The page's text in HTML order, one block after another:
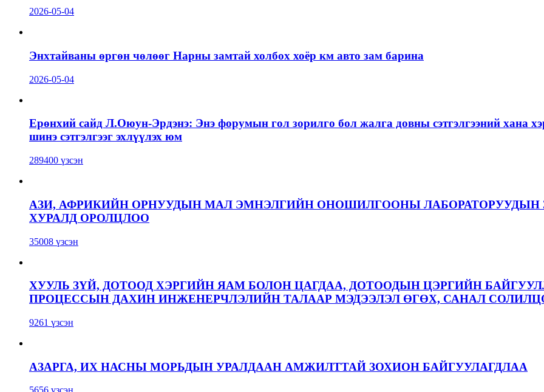
2026-05-04
Энхтайваны өргөн чөлөөг Нарны замтай холбох хоёр км авто зам барина
2026-05-04
Ерөнхий сайд Л.Оюун-Эрдэнэ: Энэ форумын гол зорилго бол жалга довны сэтгэлгээний хана
шинэ сэтгэлгээг эхлүүлэх юм
289400 үзсэн
АЗИ, АФРИКИЙН ОРНУУДЫН МАЛ ЭМНЭЛГИЙН ОНОШИЛГООНЫ ЛАБОРАТОРУУДЫН
ХУРАЛД ОРОЛЦЛОО
35008 үзсэн
ХУУЛЬ ЗҮЙ, ДОТООД ХЭРГИЙН ЯАМ БОЛОН ЦАГДАА, ДОТООДЫН ЦЭРГИЙН
ПРОЦЕССЫН ДАХИН ИНЖЕНЕРЧЛЭЛИЙН ТАЛААР МЭДЭЭЛЭЛ ӨГӨХ, САНАЛ
9261 үзсэн
АЗАРГА, ИХ НАСНЫ МОРЬДЫН УРАЛДААН АМЖИЛТТАЙ ЗОХИОН БАЙГУУЛАГДЛАА